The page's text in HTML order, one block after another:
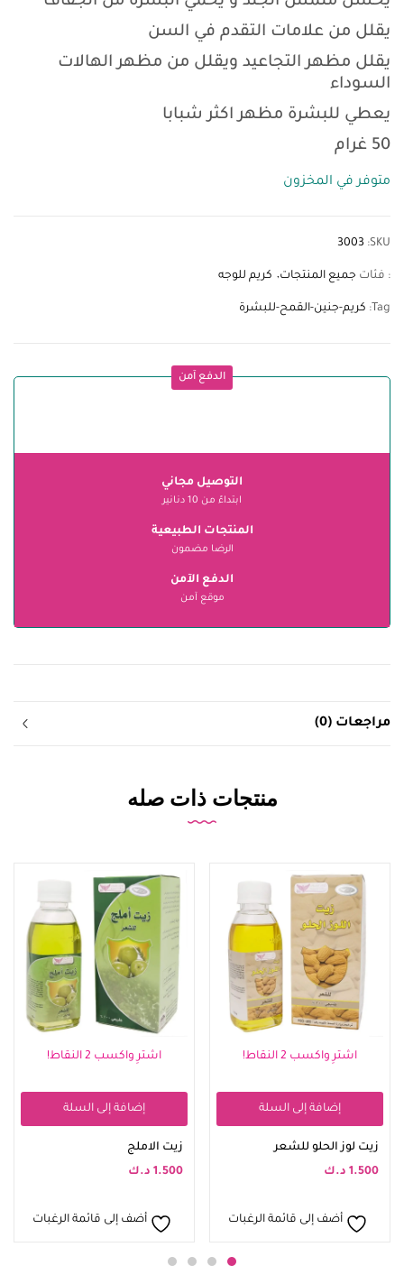
يقلل من علامات التقدم في السن
يقلل مظهر التجاعيد ويقلل من مظهر الهالات
السوداء
يعطي للبشرة مظهر اكثر شبابا
50 غرام
متوفر في المخزون
SKU:
3003
: فئات جميع المنتجات كريم للوجه
Tag: كريم-جنين-القمح-للبشرة
الدفع آمن
التوصيل مجاني
ابتداءً من 10 دنانير
المنتجات الطبيعية
الرضا مضمون
الدفع الآمن
موقع آمن
مراجعات (0)
منتجات ذات صله
اشترِ واكسب 2 النقاط!
إضافة إلى السلة
زيت لوز الحلو للشعر
1.500 د.ك
أضف إلى قائمة الرغبات
اشترِ واكسب 2 النقاط!
إضافة إلى السلة
زيت الاملج
1.500 د.ك
أضف إلى قائمة الرغبات